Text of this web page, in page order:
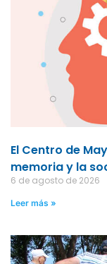
El Centro de
memoria y la
6 de agosto de 2026
Leer más »